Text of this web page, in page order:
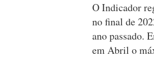
O Indicador
no final de
ano passado.
em Abril o